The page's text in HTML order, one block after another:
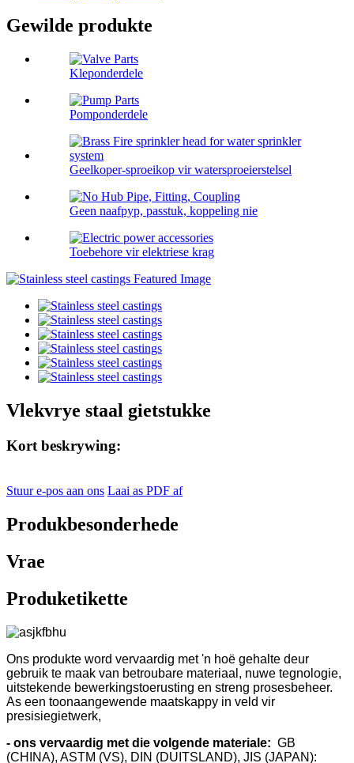
Gewilde produkte
Kleponderdele
Pomponderdele
Geelkoper-sproeikop vir watersproeierstelsel
Geen naafpyp, passtuk, koppeling nie
Toebehore vir elektriese krag
Vlekvrye staal gietstukke
Kort beskrywing:
Stuur e-pos aan ons Laai as PDF af
Produkbesonderhede
Vrae
Produketikette
Ons produkte word vervaardig met 'n hoë gehalte deur
gebruik te maak van betroubare materiaal, nuwe tegnologie,
uitstekende bewerkingstoerusting en streng prosesbeheer.
As een toonaangewende maatskappy in veld vir
presisiegietwerk,
- ons vervaardig met die volgende materiale: GB
(CHINA), ASTM (VS), DIN (DUITSLAND), JIS (JAPAN):